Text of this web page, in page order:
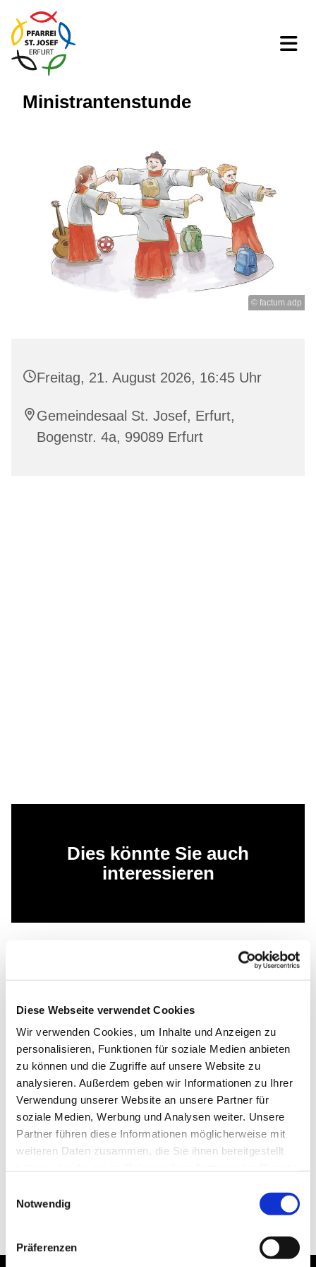
Diese Webseite verwendet Cookies
Wir verwenden Cookies, um Inhalte und Anzeigen zu
personalisieren, Funktionen für soziale Medien anbieten
zu können und die Zugriffe auf unsere Website zu
analysieren. Außerdem geben wir Informationen zu Ihrer
Verwendung unserer Website an unsere Partner für
soziale Medien, Werbung und Analysen weiter. Unsere
Partner führen diese Informationen möglicherweise mit
weiteren Daten zusammen, die Sie ihnen bereitgestellt
Notwendig
Präferenzen
Ministrantenstunde
© factum.adp
Freitag, 21. August 2026, 16:45 Uhr
Gemeindesaal St. Josef, Erfurt,
Bogenstr. 4a, 99089 Erfurt
Dies könnte Sie auch
interessieren